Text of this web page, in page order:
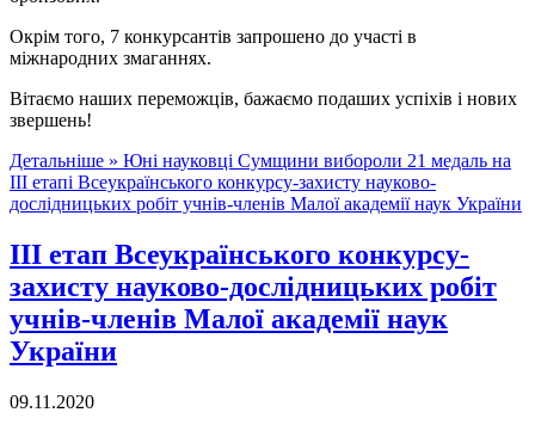
Окрім того, 7 конкурсантів запрошено до участі в
міжнародних змаганнях.
Вітаємо наших переможців, бажаємо подаших успіхів і нових
звершень!
Детальніше » Юні науковці Сумщини вибороли 21 медаль на
ІІІ етапі Всеукраїнського конкурсу-захисту науково-
дослідницьких робіт учнів-членів Малої академії наук України
ІІІ етап Всеукраїнського конкурсу-
захисту науково-дослідницьких робіт
учнів-членів Малої академії наук
України
09.11.2020